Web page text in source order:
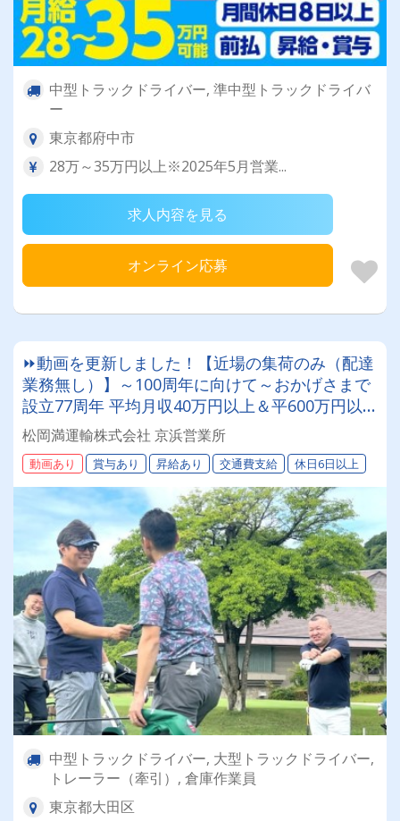
中型トラックドライバー, 準中型トラックドライバ
ー
東京都府中市
28万～35万円以上※2025年5月営業...
求人内容を見る
オンライン応募
⏩動画を更新しました！【近場の集荷のみ（配達
業務無し）】～100周年に向けて～おかげさまで
設立77周年 平均月収40万円以上＆平600万円以
上！※2025年、給与基準一斉アップ！ 北海道を
代表する運送会社で一緒に働きましょう！まつお
かまんの未来を担うドライバー積極採用中！
松岡満運輸株式会社 京浜営業所
動画あり 賞与あり 昇給あり 交通費支給 休日6日以上
中型トラックドライバー, 大型トラックドライバー,
トレーラー（牽引）, 倉庫作業員
東京都大田区